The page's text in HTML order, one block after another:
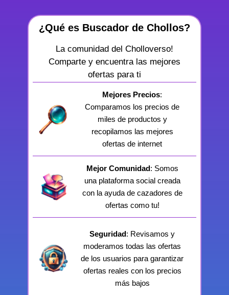
¿Qué es Buscador de Chollos?
La comunidad del Cholloverso!
Comparte y encuentra las mejores
ofertas para ti
Mejores Precios:
Comparamos los precios de
miles de productos y
recopilamos las mejores
ofertas de internet
Mejor Comunidad: Somos
una plataforma social creada
con la ayuda de cazadores de
ofertas como tu!
Seguridad: Revisamos y
moderamos todas las ofertas
de los usuarios para garantizar
ofertas reales con los precios
más bajos